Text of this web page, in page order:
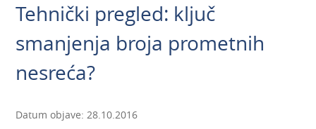
AUTOSERVIS
USLUGE
Tehnički pregled: ključ
smanjenja broja prometnih
nesreća?
Datum objave: 28.10.2016